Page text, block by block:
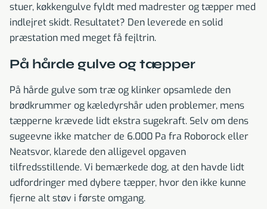
stuer, køkkengulve fyldt med madrester og tæpper med
indlejret skidt. Resultatet? Den leverede en solid
præstation med meget få fejltrin.
På hårde gulve og tæpper
På hårde gulve som træ og klinker opsamlede den
brødkrummer og kæledyrshår uden problemer, mens
tæpperne krævede lidt ekstra sugekraft. Selv om dens
sugeevne ikke matcher de 6.000 Pa fra Roborock eller
Neatsvor, klarede den alligevel opgaven
tilfredsstillende. Vi bemærkede dog, at den havde lidt
udfordringer med dybere tæpper, hvor den ikke kunne
fjerne alt støv i første omgang.